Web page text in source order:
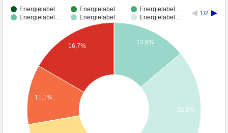
Energielabel… Energielabel…
Energielabel…
Energielabel…
Energielabel… Energielabel…
1/2
13,9%
22,2%
16,7%
11,1%